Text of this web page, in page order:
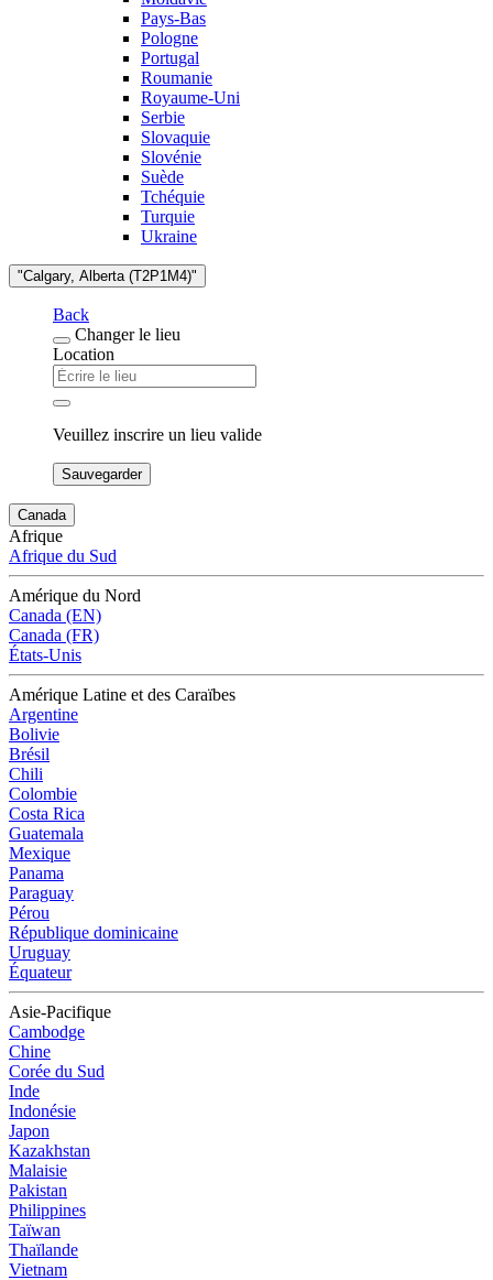
Pays-Bas
Pologne
Portugal
Roumanie
Royaume-Uni
Serbie
Slovaquie
Slovénie
Suède
Tchéquie
Turquie
Ukraine
"Calgary, Alberta (T2P1M4)"
Back
Changer le lieu
Location
Veuillez inscrire un lieu valide
Sauvegarder
Canada
Afrique
Afrique du Sud
Amérique du Nord
Canada (EN)
Canada (FR)
États-Unis
Amérique Latine et des Caraïbes
Argentine
Bolivie
Brésil
Chili
Colombie
Costa Rica
Guatemala
Mexique
Panama
Paraguay
Pérou
République dominicaine
Uruguay
Équateur
Asie-Pacifique
Cambodge
Chine
Corée du Sud
Inde
Indonésie
Japon
Kazakhstan
Malaisie
Pakistan
Philippines
Taïwan
Thaïlande
Vietnam